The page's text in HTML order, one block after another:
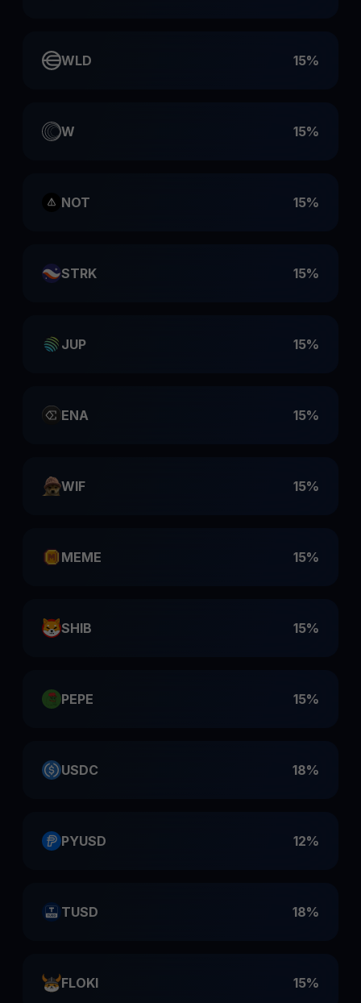
WLD 15%
W 15%
NOT 15%
STRK 15%
JUP 15%
ENA 15%
WIF 15%
MEME 15%
SHIB 15%
PEPE 15%
USDC 18%
PYUSD 12%
TUSD 18%
FLOKI 15%